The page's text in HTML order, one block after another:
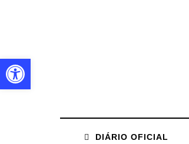
DIÁRIO OFICIAL
Barra de Ferramentas Aberta